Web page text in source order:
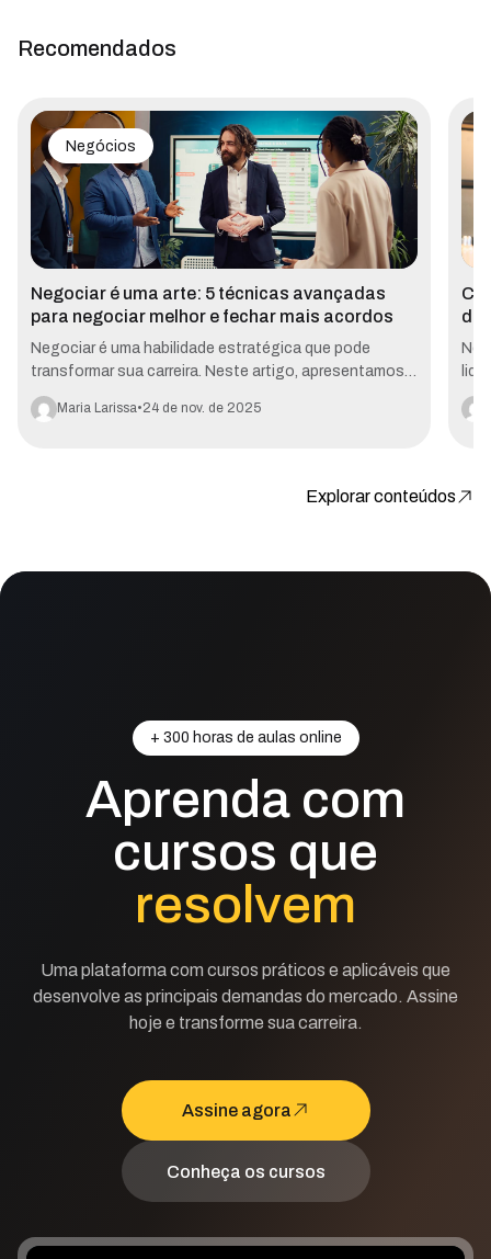
Recomendados
Negócios
Negociar é uma arte: 5 técnicas avançadas
para negociar melhor e fechar mais acordos
Negociar é uma habilidade estratégica que pode
transformar sua carreira. Neste artigo, apresentamos 5
técnicas essenciais do planejamento à criação de
valor ensinadas no curso Técnicas de Negociação: A
Maria Larissa 24 de nov. de 2025
dia
Explorar conteúdos
+ 300 horas de aulas online
Aprenda com
cursos que
resolvem
Uma plataforma com cursos práticos e aplicáveis que
desenvolve as principais demandas do mercado. Assine
hoje e transforme sua carreira.
Assine agora
Conheça os cursos